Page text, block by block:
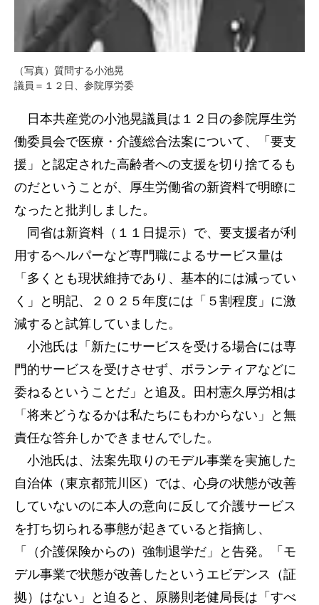
（写真）質問する小池晃
議員＝１２日、参院厚労委
日本共産党の小池晃議員は１２日の参院厚生労
働委員会で医療・介護総合法案について、「要支
援」と認定された高齢者への支援を切り捨てるも
のだということが、厚生労働省の新資料で明瞭に
なったと批判しました。
同省は新資料（１１日提示）で、要支援者が利
用するヘルパーなど専門職によるサービス量は
「多くとも現状維持であり、基本的には減ってい
く」と明記、２０２５年度には「５割程度」に激
減すると試算していました。
小池氏は「新たにサービスを受ける場合には専
門的サービスを受けさせず、ボランティアなどに
委ねるということだ」と追及。田村憲久厚労相は
「将来どうなるかは私たちにもわからない」と無
責任な答弁しかできませんでした。
小池氏は、法案先取りのモデル事業を実施した
自治体（東京都荒川区）では、心身の状態が改善
していないのに本人の意向に反して介護サービス
を打ち切られる事態が起きていると指摘し、
「（介護保険からの）強制退学だ」と告発。「モ
デル事業で状態が改善したというエビデンス（証
拠）はない」と迫ると、原勝則老健局長は「すべ